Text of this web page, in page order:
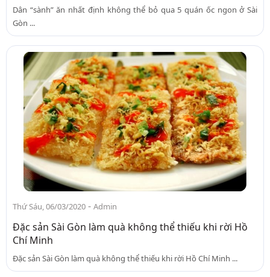
Dân “sành” ăn nhất định không thể bỏ qua 5 quán ốc ngon ở Sài
Gòn ...
Thứ Sáu, 06/03/2020 - Admin
Đặc sản Sài Gòn làm quà không thể thiếu khi rời Hồ
Chí Minh
Đặc sản Sài Gòn làm quà không thể thiếu khi rời Hồ Chí Minh ...